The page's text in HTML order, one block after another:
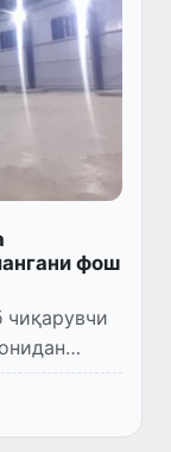
фош
қилишга